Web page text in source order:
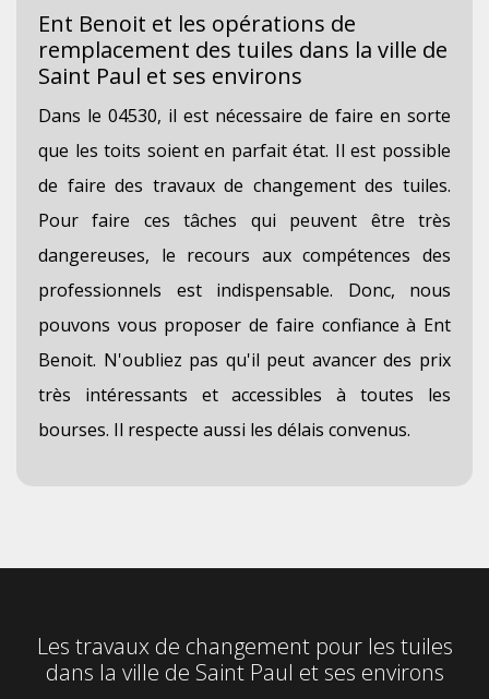
Ent Benoit et les opérations de
remplacement des tuiles dans la ville de
Saint Paul et ses environs
Dans le 04530, il est nécessaire de faire en sorte
que les toits soient en parfait état. Il est possible
de faire des travaux de changement des tuiles.
Pour faire ces tâches qui peuvent être très
dangereuses, le recours aux compétences des
professionnels est indispensable. Donc, nous
pouvons vous proposer de faire confiance à Ent
Benoit. N'oubliez pas qu'il peut avancer des prix
très intéressants et accessibles à toutes les
bourses. Il respecte aussi les délais convenus.
Les travaux de changement pour les tuiles
dans la ville de Saint Paul et ses environs